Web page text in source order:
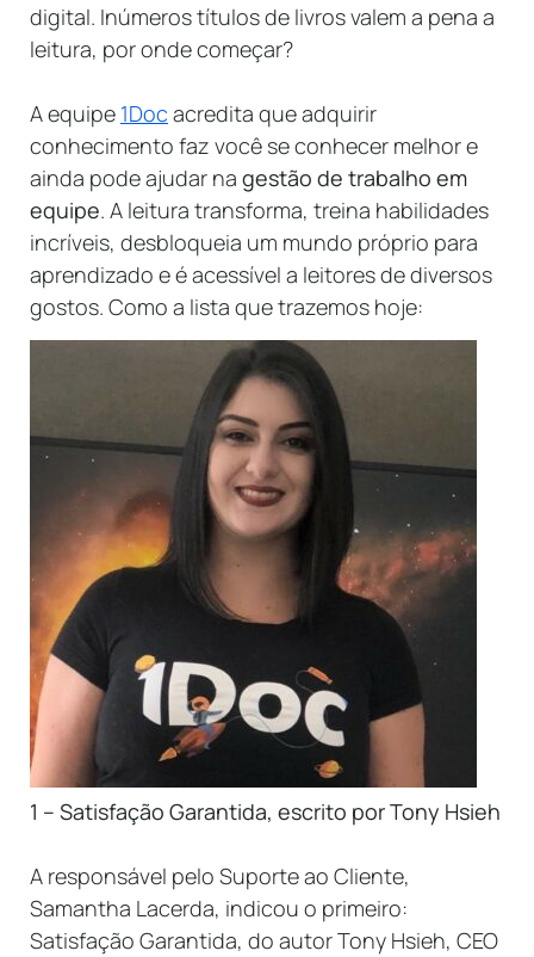
digital. Inúmeros títulos de livros valem a pena a
leitura, por onde começar?
A equipe 1Doc acredita que adquirir
conhecimento faz você se conhecer melhor e
ainda pode ajudar na gestão de trabalho em
equipe. A leitura transforma, treina habilidades
incríveis, desbloqueia um mundo próprio para
aprendizado e é acessível a leitores de diversos
gostos. Como a lista que trazemos hoje:
1 – Satisfação Garantida, escrito por Tony Hsieh
A responsável pelo Suporte ao Cliente,
Samantha Lacerda, indicou o primeiro:
Satisfação Garantida, do autor Tony Hsieh, CEO